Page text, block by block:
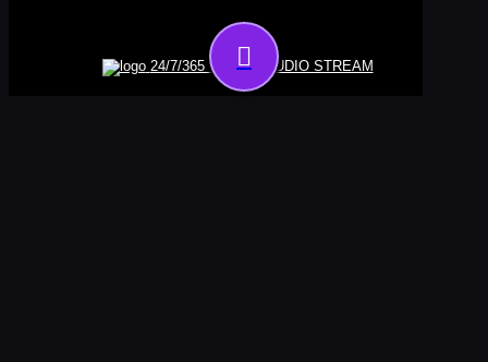
24/7/365 ONLINE AUDIO STREAM